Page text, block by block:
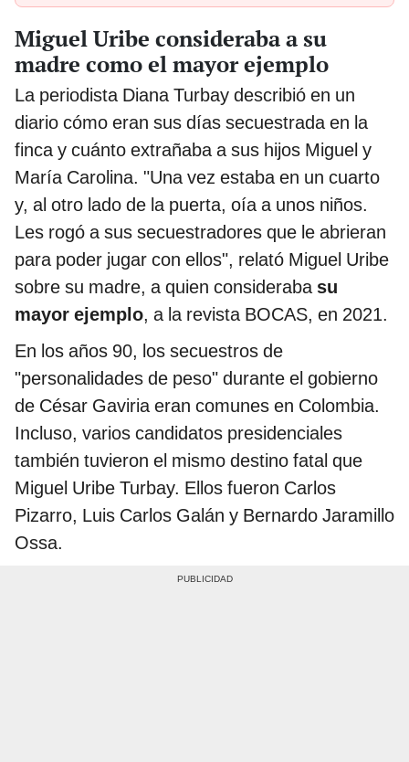
Miguel Uribe consideraba a su
madre como el mayor ejemplo
La periodista Diana Turbay describió en un
diario cómo eran sus días secuestrada en la
finca y cuánto extrañaba a sus hijos Miguel y
María Carolina. "Una vez estaba en un cuarto
y, al otro lado de la puerta, oía a unos niños.
Les rogó a sus secuestradores que le abrieran
para poder jugar con ellos", relató Miguel Uribe
sobre su madre, a quien consideraba su
mayor ejemplo, a la revista BOCAS, en 2021.
En los años 90, los secuestros de
"personalidades de peso" durante el gobierno
de César Gaviria eran comunes en Colombia.
Incluso, varios candidatos presidenciales
también tuvieron el mismo destino fatal que
Miguel Uribe Turbay. Ellos fueron Carlos
Pizarro, Luis Carlos Galán y Bernardo Jaramillo
Ossa.